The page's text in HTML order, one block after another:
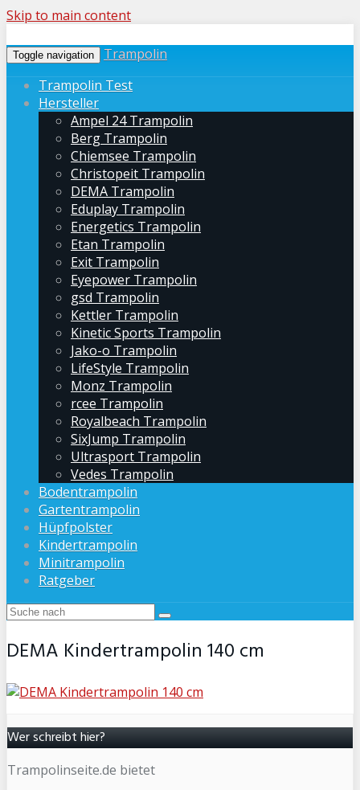
Skip to main content
Toggle navigation
Trampolin
Trampolin Test
Hersteller
Ampel 24 Trampolin
Berg Trampolin
Chiemsee Trampolin
Christopeit Trampolin
DEMA Trampolin
Eduplay Trampolin
Energetics Trampolin
Etan Trampolin
Exit Trampolin
Eyepower Trampolin
gsd Trampolin
Kettler Trampolin
Kinetic Sports Trampolin
Jako-o Trampolin
LifeStyle Trampolin
Monz Trampolin
rcee Trampolin
Royalbeach Trampolin
SixJump Trampolin
Ultrasport Trampolin
Vedes Trampolin
Bodentrampolin
Gartentrampolin
Hüpfpolster
Kindertrampolin
Minitrampolin
Ratgeber
DEMA Kindertrampolin 140 cm
Wer schreibt hier?
Trampolinseite.de bietet